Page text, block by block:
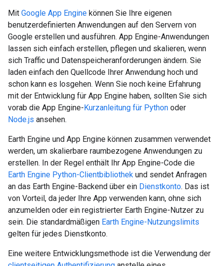
Mit Google App Engine können Sie Ihre eigenen
benutzerdefinierten Anwendungen auf den Servern von
Google erstellen und ausführen. App Engine-Anwendungen
lassen sich einfach erstellen, pflegen und skalieren, wenn
sich Traffic und Datenspeicheranforderungen ändern. Sie
laden einfach den Quellcode Ihrer Anwendung hoch und
schon kann es losgehen. Wenn Sie noch keine Erfahrung
mit der Entwicklung für App Engine haben, sollten Sie sich
vorab die App Engine-Kurzanleitung für Python oder
Node.js ansehen.
Earth Engine und App Engine können zusammen verwendet
werden, um skalierbare raumbezogene Anwendungen zu
erstellen. In der Regel enthält Ihr App Engine-Code die
Earth Engine Python-Clientbibliothek und sendet Anfragen
an das Earth Engine-Backend über ein Dienstkonto. Das ist
von Vorteil, da jeder Ihre App verwenden kann, ohne sich
anzumelden oder ein registrierter Earth Engine-Nutzer zu
sein. Die standardmäßigen Earth Engine-Nutzungslimits
gelten für jedes Dienstkonto.
Eine weitere Entwicklungsmethode ist die Verwendung der